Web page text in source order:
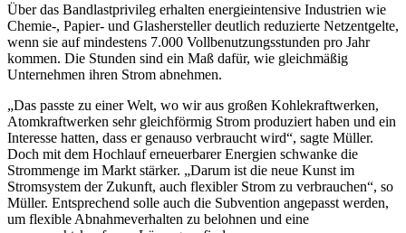
Über das Bandlastprivileg erhalten energieintensive Industrien wie
Chemie-, Papier- und Glashersteller deutlich reduzierte Netzentgelte,
wenn sie auf mindestens 7.000 Vollbenutzungsstunden pro Jahr
kommen. Die Stunden sind ein Maß dafür, wie gleichmäßig
Unternehmen ihren Strom abnehmen.
„Das passte zu einer Welt, wo wir aus großen Kohlekraftwerken,
Atomkraftwerken sehr gleichförmig Strom produziert haben und ein
Interesse hatten, dass er genauso verbraucht wird“, sagte Müller.
Doch mit dem Hochlauf erneuerbarer Energien schwanke die
Strommenge im Markt stärker. „Darum ist die neue Kunst im
Stromsystem der Zukunft, auch flexibler Strom zu verbrauchen“, so
Müller. Entsprechend solle auch die Subvention angepasst werden,
um flexible Abnahmeverhalten zu belohnen und eine